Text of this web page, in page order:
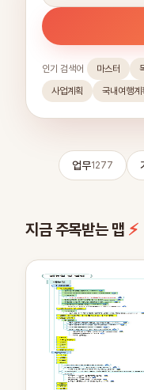
인기 검색어 마스터​
사업계획
국내여행계
업무1277
지금 주목받는 맵 ⚡